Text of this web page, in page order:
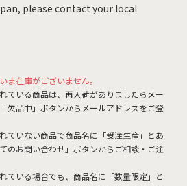
please contact your local
ま在庫がございません。
ている商品は、再入荷がありましたらメー
欠品中」ボタンからメールアドレスをご登
ていない商品で商品名に「受注生産」とあ
のお問い合わせ」ボタンからご相談・ご注
ている場合でも、商品名に「数量限定」と